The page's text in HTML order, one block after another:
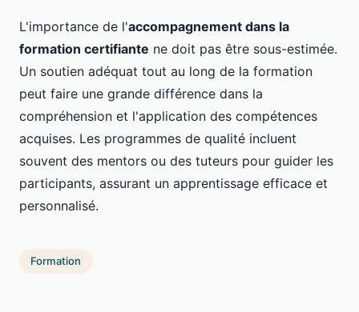
L'importance de l'accompagnement dans la
formation certifiante ne doit pas être sous-estimée.
Un soutien adéquat tout au long de la formation
peut faire une grande différence dans la
compréhension et l'application des compétences
acquises. Les programmes de qualité incluent
souvent des mentors ou des tuteurs pour guider les
participants, assurant un apprentissage efficace et
personnalisé.
Formation